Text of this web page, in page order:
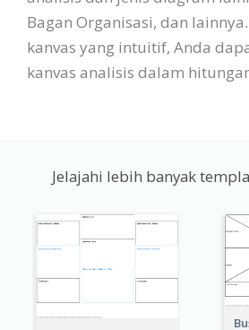
Bagan Organisasi, dan
kanvas yang intuitif, Anda
kanvas analisis dalam
Jelajahi lebih banyak